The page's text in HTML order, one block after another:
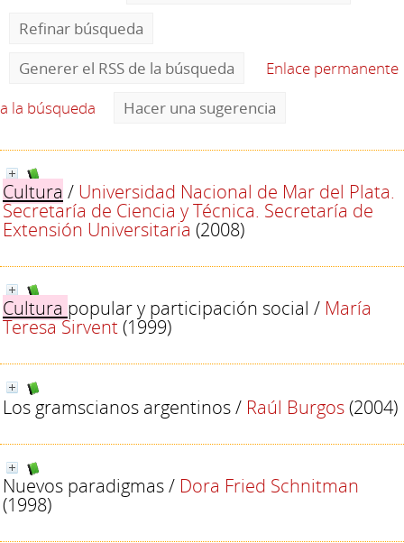
Refinar búsqueda
Generer el RSS de la búsqueda
Enlace permanente
a la búsqueda
Hacer una sugerencia
Cultura / Universidad Nacional de Mar del Plata.
Secretaría de Ciencia y Técnica. Secretaría de
Extensión Universitaria (2008)
Cultura popular y participación social / María
Teresa Sirvent(1999)
Los gramscianos argentinos/ Raúl Burgos(2004)
Nuevos paradigmas/ Dora Fried Schnitman
(1998)